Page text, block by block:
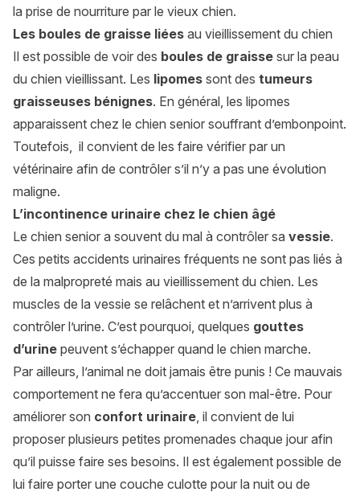
la prise de nourriture par le vieux chien.
Les boules de graisse liées au vieillissement du chien
Il est possible de voir des boules de graisse sur la peau
du chien vieillissant. Les lipomes sont des tumeurs
graisseuses bénignes. En général, les lipomes
apparaissent chez le chien senior souffrant d’embonpoint.
Toutefois, il convient de les faire vérifier par un
vétérinaire afin de contrôler s’il n’y a pas une évolution
maligne.
L’incontinence urinaire chez le chien âgé
Le chien senior a souvent du mal à contrôler sa vessie.
Ces petits accidents urinaires fréquents ne sont pas liés à
de la malpropreté mais au vieillissement du chien. Les
muscles de la vessie se relâchent et n’arrivent plus à
contrôler l’urine. C’est pourquoi, quelques gouttes
d’urine peuvent s’échapper quand le chien marche.
Par ailleurs, l’animal ne doit jamais être punis ! Ce mauvais
comportement ne fera qu’accentuer son mal-être. Pour
améliorer son confort urinaire, il convient de lui
proposer plusieurs petites promenades chaque jour afin
qu’il puisse faire ses besoins. Il est également possible de
lui faire porter une couche culotte pour la nuit ou de